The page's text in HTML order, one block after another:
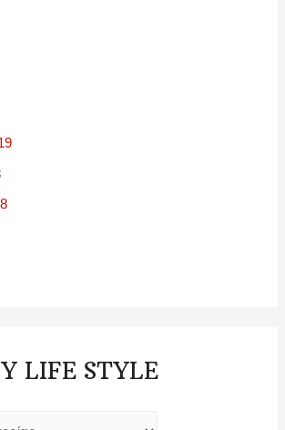
LIFE STYLE